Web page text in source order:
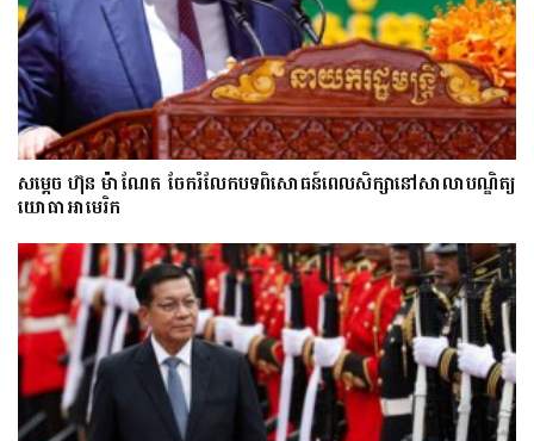
សម្តេច ហ៊ុន ម៉ាណែត ចែករំលែកបទពិសោធន៍ពេលសិក្សានៅសាលាបណ្ឌិត្យ​
យោ​ធា​អាមេរិក